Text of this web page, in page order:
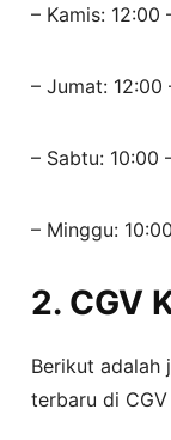
– Kamis: 12:00
– Jumat: 12:00
– Sabtu: 10:00
– Minggu:
2. CGV
Berikut adalah
terbaru di CGV